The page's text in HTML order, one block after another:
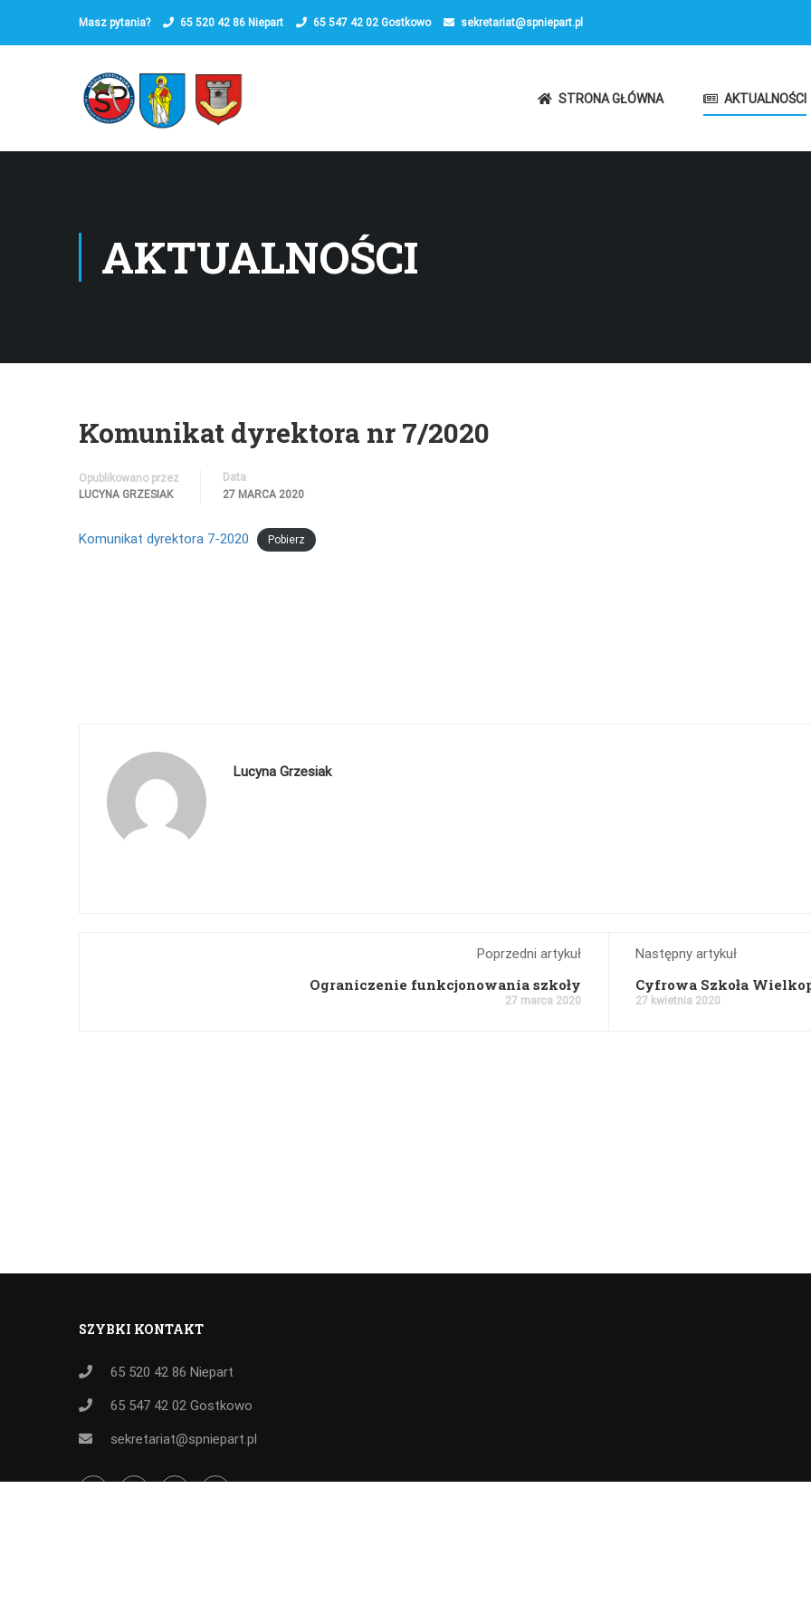
Masz pytania? 65 520 42 86 Niepart 65 547 42 02 Gostkowo sekretariat@spniepart.pl
STRONA GŁÓWNA AKTUALNOŚCI
AKTUALNOŚCI
Komunikat dyrektora nr 7/2020
Opublikowano przez
LUCYNA GRZESIAK
Data
27 MARCA 2020
Komunikat dyrektora 7-2020 Pobierz
Lucyna Grzesiak
Poprzedni artykuł
Ograniczenie funkcjonowania szkoły
27 marca 2020
Następny artykuł
Cyfrowa Szkoła
27 kwietnia 2020
SZYBKI KONTAKT
65 520 42 86 Niepart
65 547 42 02 Gostkowo
sekretariat@spniepart.pl